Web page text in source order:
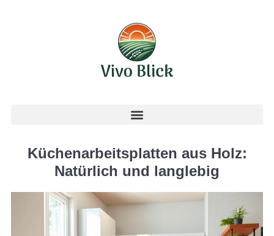
Küchenarbeitsplatten aus Holz:
Natürlich und langlebig